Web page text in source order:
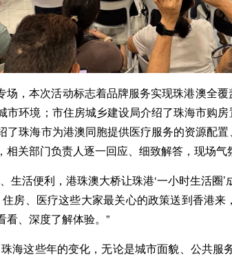
，本次活动标志着品牌服务实现珠港澳全
环境；市住房城乡建设局介绍了珠海市购
珠海市为港澳同胞提供医疗服务的资源配
关部门负责人逐一回应、细致解答，现场气
活便利，港珠澳大桥让珠港‘一小时生活圈
房、医疗这些大家最关心的政策送到香港
、深度了解体验。”
这些年的变化，无论是城市面貌、公共服